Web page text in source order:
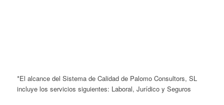
*El alcance del Sistema de Calidad de Palomo Consultors, SL
incluye los servicios siguientes: Laboral, Jurídico y Seguros